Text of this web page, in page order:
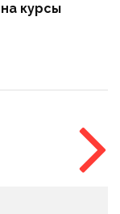
курсы